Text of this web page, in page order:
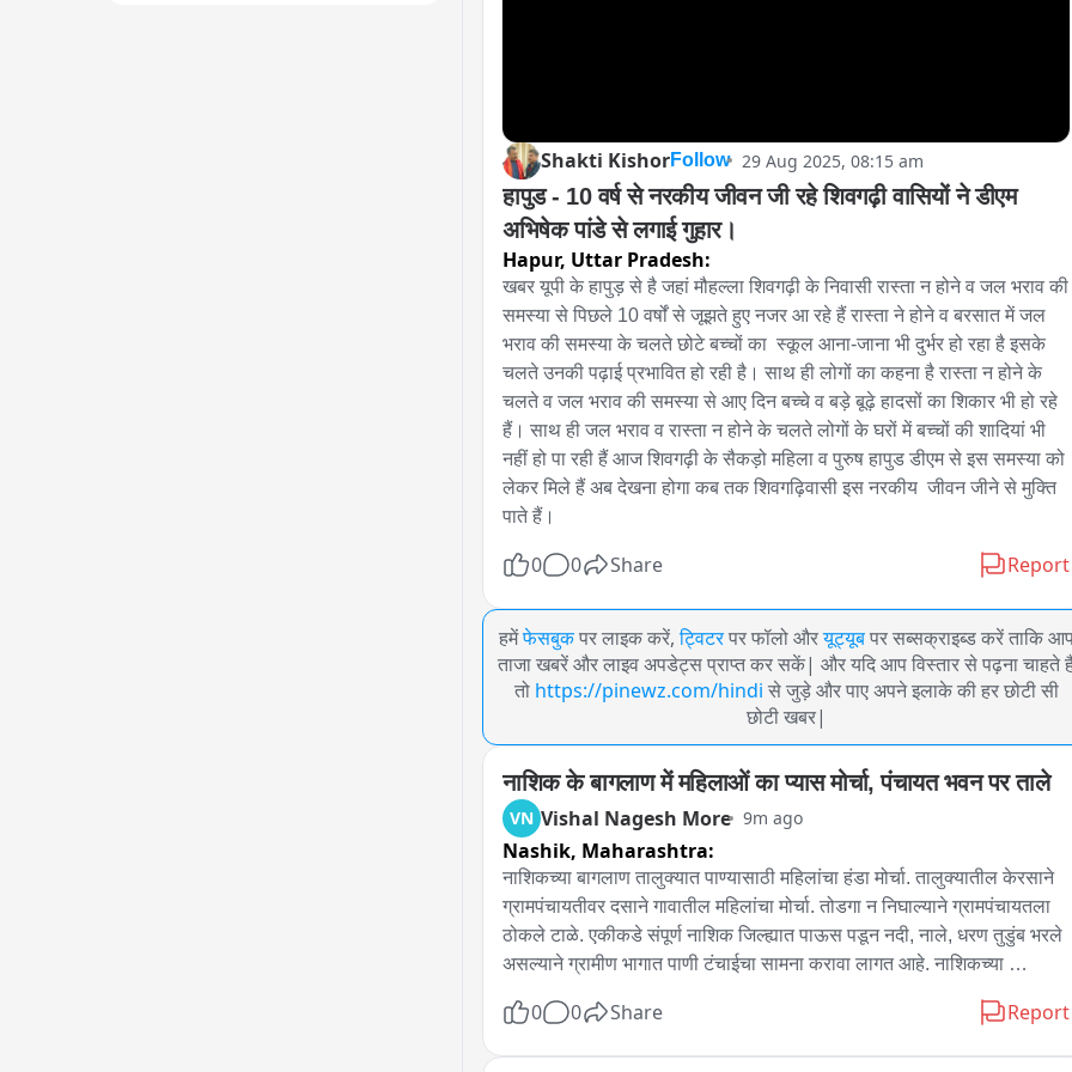
Shakti KishorFollow 29 Aug 2025, 08:15 am
हापुड - 10 वर्ष से नरकीय जीवन जी रहे शिवगढ़ी वासियों ने डीएम
अभिषेक पांडे से लगाई गुहार।
Hapur, Uttar Pradesh:
खबर यूपी के हापुड़ से है जहां मौहल्ला शिवगढ़ी के निवासी रास्ता न होने व जल भराव की
समस्या से पिछले 10 वर्षों से जूझते हुए नजर आ रहे हैं रास्ता ने होने व बरसात में जल
भराव की समस्या के चलते छोटे बच्चों का  स्कूल आना-जाना भी दुर्भर हो रहा है इसके
चलते उनकी पढ़ाई प्रभावित हो रही है। साथ ही लोगों का कहना है रास्ता न होने के
चलते व जल भराव की समस्या से आए दिन बच्चे व बड़े बूढ़े हादसों का शिकार भी हो रहे
हैं। साथ ही जल भराव व रास्ता न होने के चलते लोगों के घरों में बच्चों की शादियां भी
नहीं हो पा रही हैं आज शिवगढ़ी के सैकड़ो महिला व पुरुष हापुड डीएम से इस समस्या को
लेकर मिले हैं अब देखना होगा कब तक शिवगढ़िवासी इस नरकीय  जीवन जीने से मुक्ति
पाते हैं।
0 0 Share Report
हमेंफेसबुक पर लाइक करें, ट्विटर पर फॉलो औरयूट्यूब पर सब्सक्राइब्ड करें ताकि
ताजा खबरें और लाइव अपडेट्स प्राप्त कर सकें| और यदि आप विस्तार से पढ़ना चाहते
तो https://pinewz.com/hindi से जुड़े और पाए अपने इलाके की हर छोटी सी
छोटी खबर|
नाशिक के बागलाण में महिलाओं का प्यास मोर्चा, पंचायत भवन पर ताले
VN Vishal Nagesh More 9m ago
Nashik, Maharashtra:
नाशिकच्या बागलाण तालुक्यात पाण्यासाठी महिलांचा हंडा मोर्चा. तालुक्यातील केरसाने
ग्रामपंचायतीवर दसाने गावातील महिलांचा मोर्चा. तोडगा न निघाल्याने ग्रामपंचायतला
ठोकले टाळे. एकीकडे संपूर्ण नाशिक जिल्ह्यात पाऊस पडून नदी, नाले, धरण तुडुंब भरले
असल्याने ग्रामीण भागात पाणी टंचाईचा सामना करावा लागत आहे. नाशिकच्या
पाण्यासाठी हंडा मोर्चा काढला. हंडा मोर्चा काढूनही तोडगा न निघाल्याने संतप्त महिलांनी
0 0 Share Report